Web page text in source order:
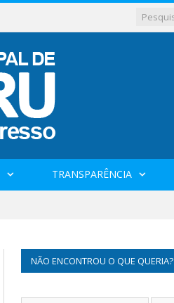
TRANSPARÊNCIA
NÃO ENCONTROU O QUE QUERIA?